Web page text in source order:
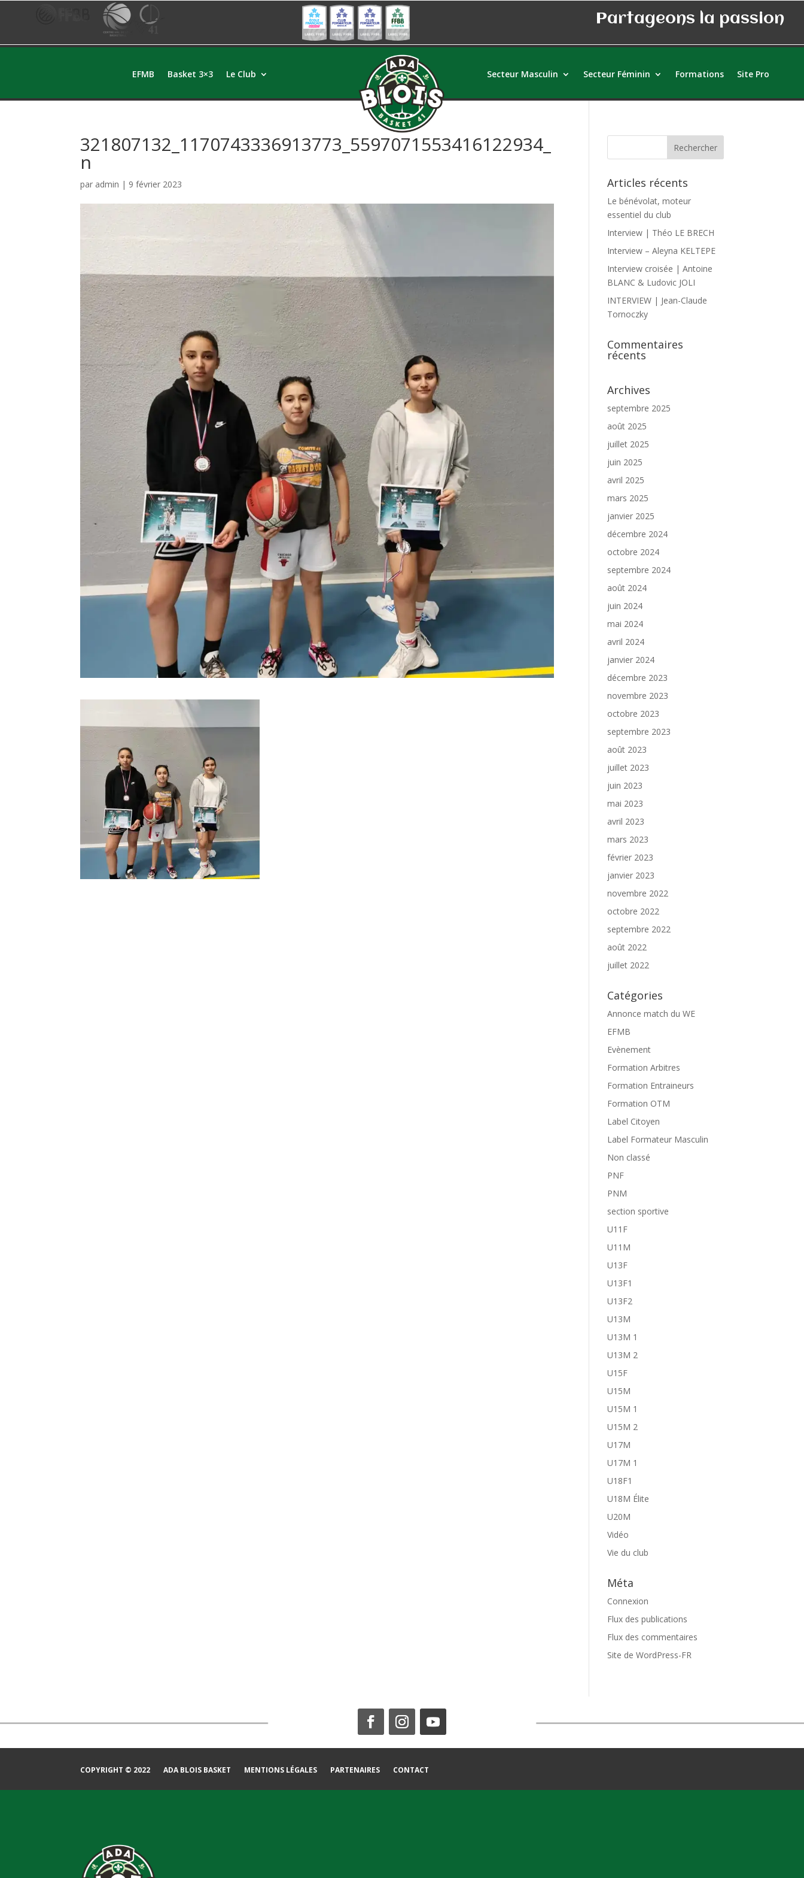
Partageons la passion
EFMB Basket 3×3 Le Club Secteur Masculin Secteur Féminin Formations Site Pro
321807132_1170743336913773_5597071553416122934_
n
par admin | 9 février 2023 Articles récents
Le bénévolat, moteur
essentiel du club
Interview | Théo LE BRECH
Interview – Aleyna KELTEPE
Interview croisée | Antoine
BLANC & Ludovic JOLI
INTERVIEW | Jean-Claude
Tornoczky
Commentaires
récents
Archives
septembre 2025
août 2025
juillet 2025
juin 2025
avril 2025
mars 2025
janvier 2025
décembre 2024
octobre 2024
septembre 2024
août 2024
juin 2024
mai 2024
avril 2024
janvier 2024
décembre 2023
novembre 2023
octobre 2023
septembre 2023
août 2023
juillet 2023
juin 2023
mai 2023
avril 2023
mars 2023
février 2023
janvier 2023
novembre 2022
octobre 2022
septembre 2022
août 2022
juillet 2022
Catégories
Annonce match du WE
EFMB
Evènement
Formation Arbitres
Formation Entraineurs
Formation OTM
Label Citoyen
Label Formateur Masculin
Non classé
PNF
PNM
section sportive
U11F
U11M
U13F
U13F1
U13F2
U13M
U13M 1
U13M 2
U15F
U15M
U15M 1
U15M 2
U17M
U17M 1
U18F1
U18M Élite
U20M
Vidéo
Vie du club
Méta
Connexion
Flux des publications
Flux des commentaires
Site de WordPress-FR
COPYRIGHT © 2022 ADA BLOIS BASKET MENTIONS LÉGALES PARTENAIRES CONTACT